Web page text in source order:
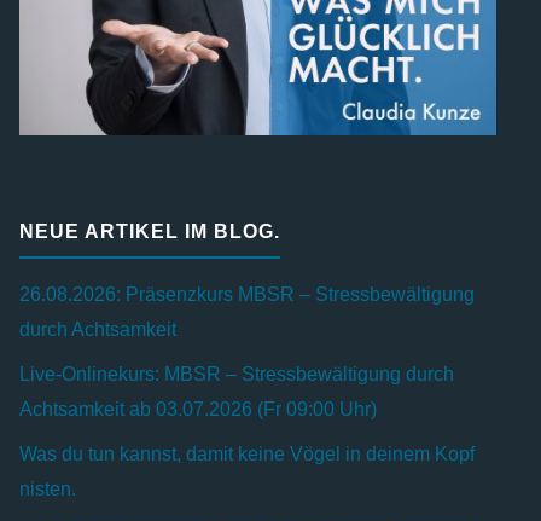
NEUE ARTIKEL IM BLOG.
26.08.2026: Präsenzkurs MBSR – Stressbewältigung
durch Achtsamkeit
Live-Onlinekurs: MBSR – Stressbewältigung durch
Achtsamkeit ab 03.07.2026 (Fr 09:00 Uhr)
Was du tun kannst, damit keine Vögel in deinem Kopf
nisten.